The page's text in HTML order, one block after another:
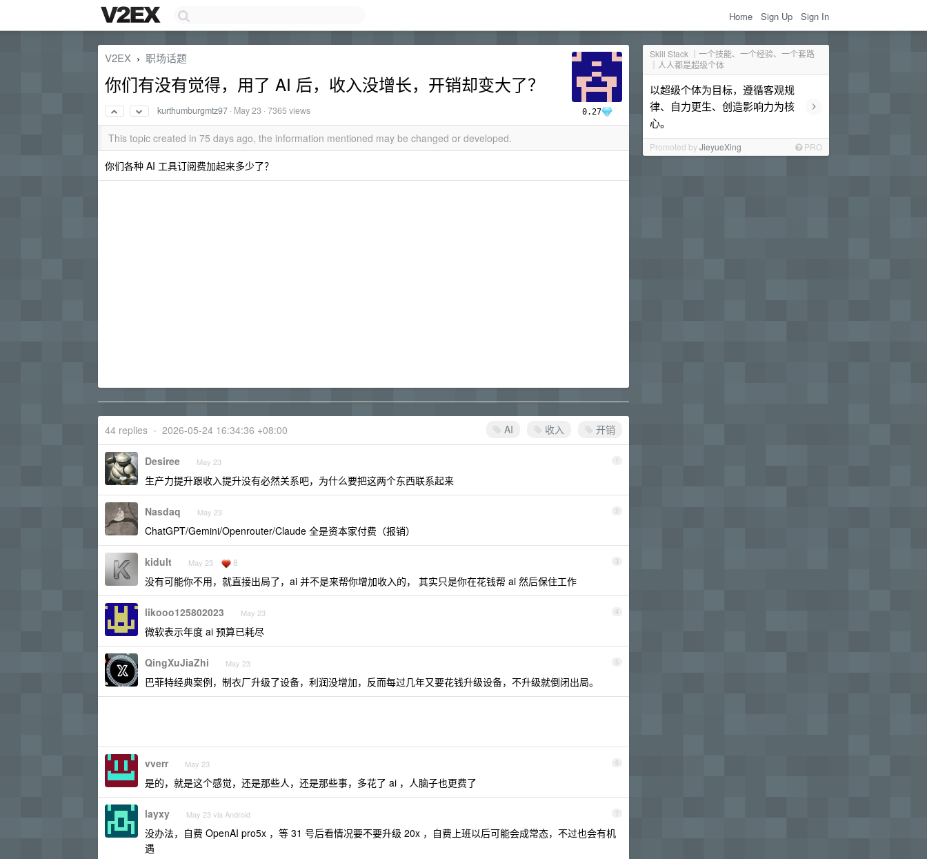
Home Sign Up Sign In
Skill Stack ｜一个技能、一个经验、一个套路
｜人人都是超级个体
以超级个体为目标，遵循客观规
律、自力更生、创造影响力为核
心。
›
Promoted byJieyueXing PRO
0.27
V2EX › 职场话题
你们有没有觉得，用了 AI 后，收入没增长，开销却变大了？
kurthumburgmtz97 · May 23 · 7365 views
This topic created in 75 days ago, the information mentioned may be changed or developed.
你们各种 AI 工具订阅费加起来多少了？
AI 收入 开销
44 replies • 2026-05-24 16:34:36 +08:00
1
Desiree May 23
生产力提升跟收入提升没有必然关系吧，为什么要把这两个东西联系起来
2
Nasdaq May 23
ChatGPT/Gemini/Openrouter/Claude 全是资本家付费（报销）
3
kidult May 23 8
没有可能你不用，就直接出局了，ai 并不是来帮你增加收入的， 其实只是你在花钱帮 ai 然后保住工作
4
likooo125802023 May 23
微软表示年度 ai 预算已耗尽
5
QingXuJiaZhi May 23
巴菲特经典案例，制衣厂升级了设备，利润没增加，反而每过几年又要花钱升级设备，不升级就倒闭出局。
6
vverr May 23
是的，就是这个感觉，还是那些人，还是那些事，多花了 ai ，人脑子也更费了
7
layxy May 23 via Android
没办法，自费 OpenAI pro5x ，等 31 号后看情况要不要升级 20x ，自费上班以后可能会成常态，不过也会有机
遇